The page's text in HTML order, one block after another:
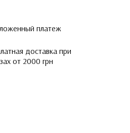
платеж
доставка при
от 2000 грн